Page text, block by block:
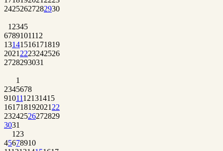
24252627282930
1 2345
6789101112
13141516171819
2021 2223242526
2728293031
1
2345678
9101112131415
161718192021 22
23242526272829
3031
1 23
45678910